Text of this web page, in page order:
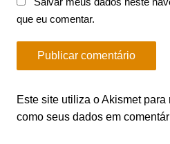
que eu comentar.
Este site utiliza o Akismet para
como seus dados em